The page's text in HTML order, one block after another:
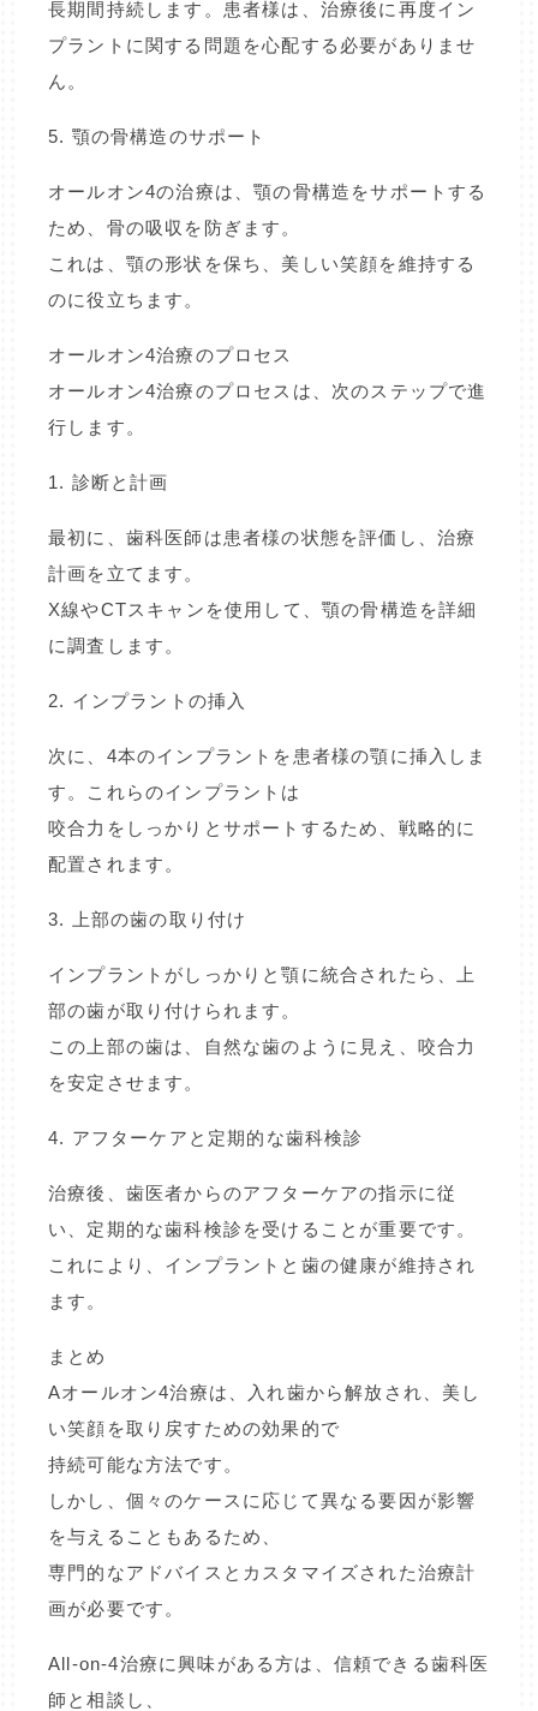
長期間持続します。患者様は、治療後に再度イン
プラントに関する問題を心配する必要がありませ
ん。
5. 顎の骨構造のサポート
オールオン4の治療は、顎の骨構造をサポートする
ため、骨の吸収を防ぎます。
これは、顎の形状を保ち、美しい笑顔を維持する
のに役立ちます。
オールオン4治療のプロセス
オールオン4治療のプロセスは、次のステップで進
行します。
1. 診断と計画
最初に、歯科医師は患者様の状態を評価し、治療
計画を立てます。
X線やCTスキャンを使用して、顎の骨構造を詳細
に調査します。
2. インプラントの挿入
次に、4本のインプラントを患者様の顎に挿入しま
す。これらのインプラントは
咬合力をしっかりとサポートするため、戦略的に
配置されます。
3. 上部の歯の取り付け
インプラントがしっかりと顎に統合されたら、上
部の歯が取り付けられます。
この上部の歯は、自然な歯のように見え、咬合力
を安定させます。
4. アフターケアと定期的な歯科検診
治療後、歯医者からのアフターケアの指示に従
い、定期的な歯科検診を受けることが重要です。
これにより、インプラントと歯の健康が維持され
ます。
まとめ
Aオールオン4治療は、入れ歯から解放され、美し
い笑顔を取り戻すための効果的で
持続可能な方法です。
しかし、個々のケースに応じて異なる要因が影響
を与えることもあるため、
専門的なアドバイスとカスタマイズされた治療計
画が必要です。
All-on-4治療に興味がある方は、信頼できる歯科医
師と相談し、